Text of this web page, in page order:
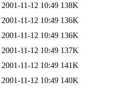
2001-11-12 10:49 138K
2001-11-12 10:49 136K
2001-11-12 10:49 136K
2001-11-12 10:49 137K
2001-11-12 10:49 141K
2001-11-12 10:49 140K